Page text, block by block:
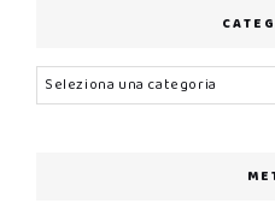
Categorie